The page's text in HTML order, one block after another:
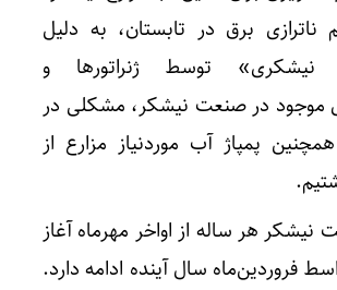
برق در تابستان، به دلیل
نیشکری» توسط ژنراتورها و
موجود در صنعت نیشکر، مشکلی در
پمپاژ آب موردنیاز مزارع از
نیشکر هر ساله از اواخر مهرماه آغاز
فروردین‌ماه سال آینده ادامه دارد.